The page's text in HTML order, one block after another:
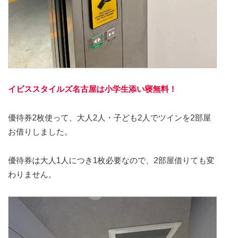
イビススタイルズ名古屋は小学生添い寝無料！
優待券2枚使って、大人2人・子ども2人でツインを2部屋
お借りしました。
優待券は大人1人につき1枚必要なので、2部屋借りても変
わりません。